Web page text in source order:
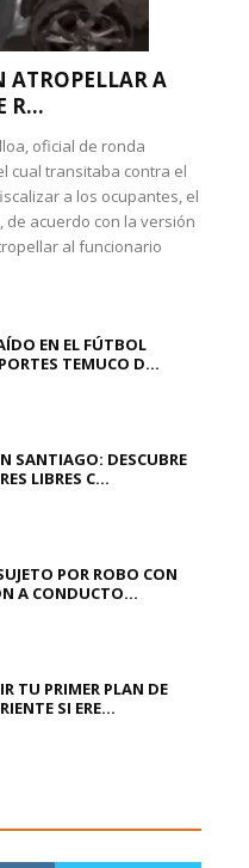
A
R...
oficial de ronda
cual transitaba contra el
a los ocupantes, el
de acuerdo con la versión
al funcionario
EN EL FÚTBOL
TEMUCO D...
SANTIAGO: DESCUBRE
LIBRES C...
POR ROBO CON
A CONDUCTO...
TU PRIMER PLAN DE
SI ERE...